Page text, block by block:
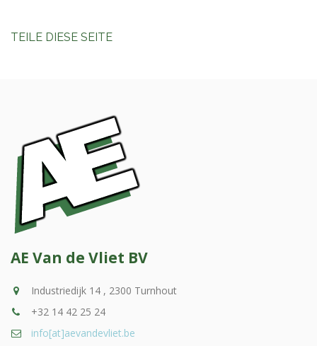
TEILE DIESE SEITE
AE Van de Vliet BV
Industriedijk 14 , 2300 Turnhout
+32 14 42 25 24
info[at]aevandevliet.be